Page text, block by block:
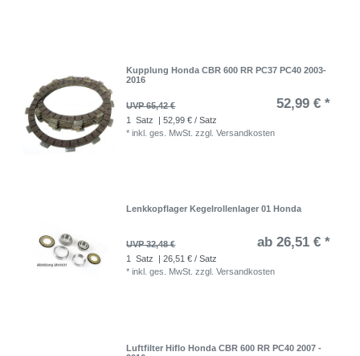
Kupplung Honda CBR 600 RR PC37 PC40 2003-
2016
UVP 65,42 € 52,99 € *
1 Satz
| 52,99 € / Satz
*inkl. ges. MwSt. zzgl.Versandkosten
Lenkkopflager Kegelrollenlager 01 Honda
UVP 32,48 € ab 26,51 € *
1 Satz
| 26,51 € / Satz
*inkl. ges. MwSt. zzgl.Versandkosten
Luftfilter Hiflo Honda CBR 600 RR PC40 2007 -